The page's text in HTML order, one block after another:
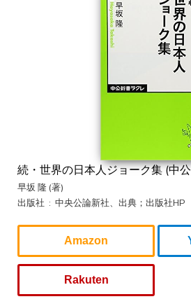
続・世界の日本人ジョーク集 (中
早坂 隆 (著)
出版社 ‏ : ‎ 中央公論新社、出典；出版社HP
Amazon
Rakuten